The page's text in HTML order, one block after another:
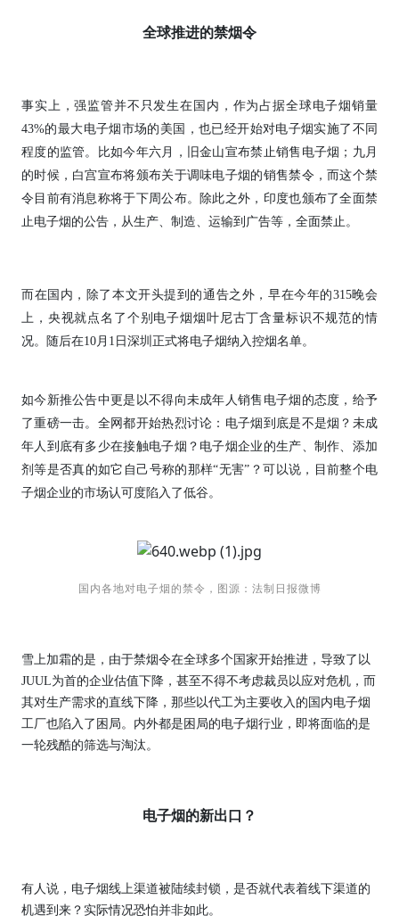
全球推进的禁烟令
事实上，强监管并不只发生在国内，作为占据全球电子烟销量
43%的最大电子烟市场的美国，也已经开始对电子烟实施了不同
程度的监管。比如今年六月，旧金山宣布禁止销售电子烟；九月
的时候，白宫宣布将颁布关于调味电子烟的销售禁令，而这个禁
令目前有消息称将于下周公布。除此之外，印度也颁布了全面禁
止电子烟的公告，从生产、制造、运输到广告等，全面禁止。
而在国内，除了本文开头提到的通告之外，早在今年的315晚会
上，央视就点名了个别电子烟烟叶尼古丁含量标识不规范的情
况。随后在10月1日深圳正式将电子烟纳入控烟名单。
如今新推公告中更是以不得向未成年人销售电子烟的态度，给予
了重磅一击。全网都开始热烈讨论：电子烟到底是不是烟？未成
年人到底有多少在接触电子烟？电子烟企业的生产、制作、添加
剂等是否真的如它自己号称的那样“无害”？可以说，目前整个电
子烟企业的市场认可度陷入了低谷。
国内各地对电子烟的禁令，图源：法制日报微博
雪上加霜的是，由于禁烟令在全球多个国家开始推进，导致了以
JUUL为首的企业估值下降，甚至不得不考虑裁员以应对危机，而
其对生产需求的直线下降，那些以代工为主要收入的国内电子烟
工厂也陷入了困局。内外都是困局的电子烟行业，即将面临的是
一轮残酷的筛选与淘汰。
电子烟的新出口？
有人说，电子烟线上渠道被陆续封锁，是否就代表着线下渠道的
机遇到来？实际情况恐怕并非如此。